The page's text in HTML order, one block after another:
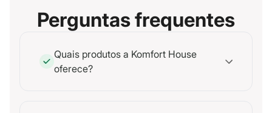
Perguntas frequentes
Quais produtos a Komfort House
oferece?